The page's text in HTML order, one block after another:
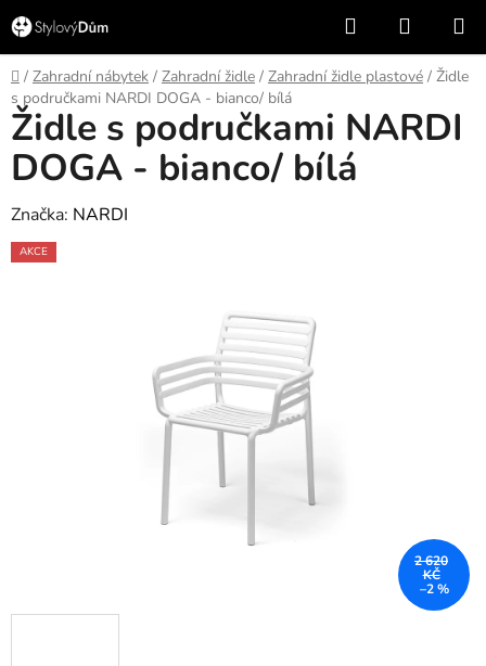
Přejít
na
obsah
Hledat
KOŠÍK
Domů
/ Zahradní nábytek / Zahradní židle / Zahradní židle plastové / Židle
s područkami NARDI DOGA - bianco/ bílá
Židle s područkami NARDI
DOGA - bianco/ bílá
Značka: NARDI
AKCE
2 620
KČ
–2 %